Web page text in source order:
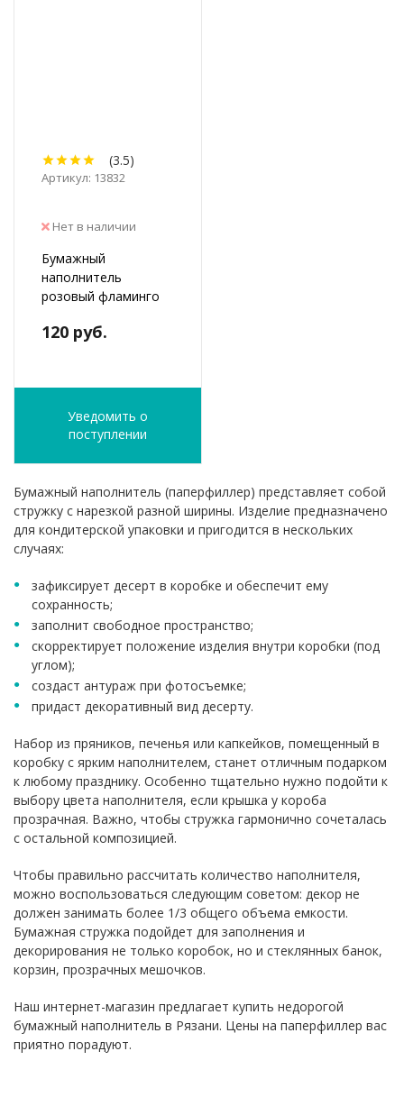
(3.5)
Артикул: 13832
Нет в наличии
Бумажный
наполнитель
розовый фламинго
120 руб.
Уведомить о
поступлении
Бумажный наполнитель (паперфиллер) представляет собой
стружку с нарезкой разной ширины. Изделие предназначено
для кондитерской упаковки и пригодится в нескольких
случаях:
зафиксирует десерт в коробке и обеспечит ему
сохранность;
заполнит свободное пространство;
скорректирует положение изделия внутри коробки (под
углом);
создаст антураж при фотосъемке;
придаст декоративный вид десерту.
Набор из пряников, печенья или капкейков, помещенный в
коробку с ярким наполнителем, станет отличным подарком
к любому празднику. Особенно тщательно нужно подойти к
выбору цвета наполнителя, если крышка у короба
прозрачная. Важно, чтобы стружка гармонично сочеталась
с остальной композицией.
Чтобы правильно рассчитать количество наполнителя,
можно воспользоваться следующим советом: декор не
должен занимать более 1/3 общего объема емкости.
Бумажная стружка подойдет для заполнения и
декорирования не только коробок, но и стеклянных банок,
корзин, прозрачных мешочков.
Наш интернет-магазин предлагает купить недорогой
бумажный наполнитель в Рязани. Цены на паперфиллер вас
приятно порадуют.